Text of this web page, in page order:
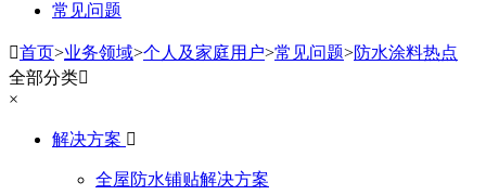
常见问题
首页>业务领域>个人及家庭用户>常见问题>防水涂料热点
全部分类
×
解决方案 
全屋防水铺贴解决方案